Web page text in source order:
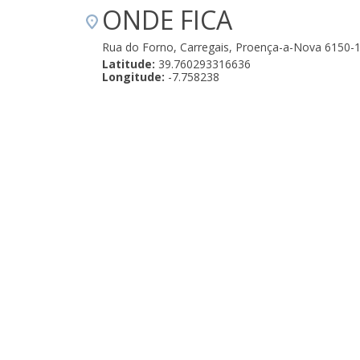
ONDE FICA
Rua do Forno, Carregais, Proença-a-Nova 6150-
Latitude: 39.760293316636
Longitude: -7.758238